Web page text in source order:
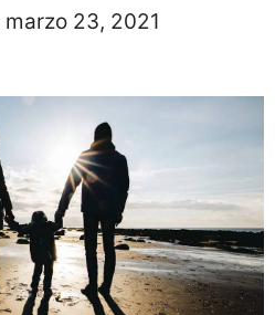
marzo 23, 2021